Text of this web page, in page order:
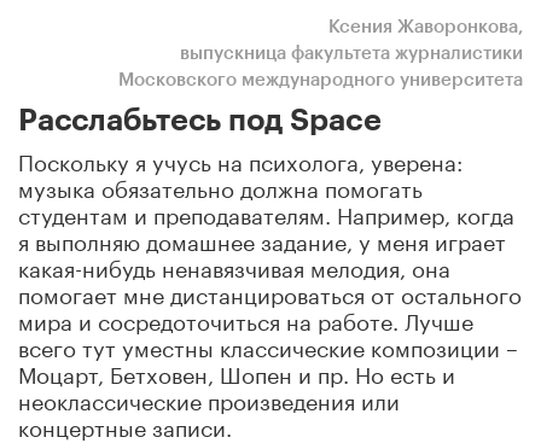
Ксения Жаворонкова,
выпускница факультета журналистики
Московского международного университета
Расслабьтесь под Space
Поскольку я учусь на психолога, уверена:
музыка обязательно должна помогать
студентам и преподавателям. Например, когда
я выполняю домашнее задание, у меня играет
какая-нибудь ненавязчивая мелодия, она
помогает мне дистанцироваться от остального
мира и сосредоточиться на работе. Лучше
всего тут уместны классические композиции –
Моцарт, Бетховен, Шопен и пр. Но есть и
неоклассические произведения или
концертные записи.